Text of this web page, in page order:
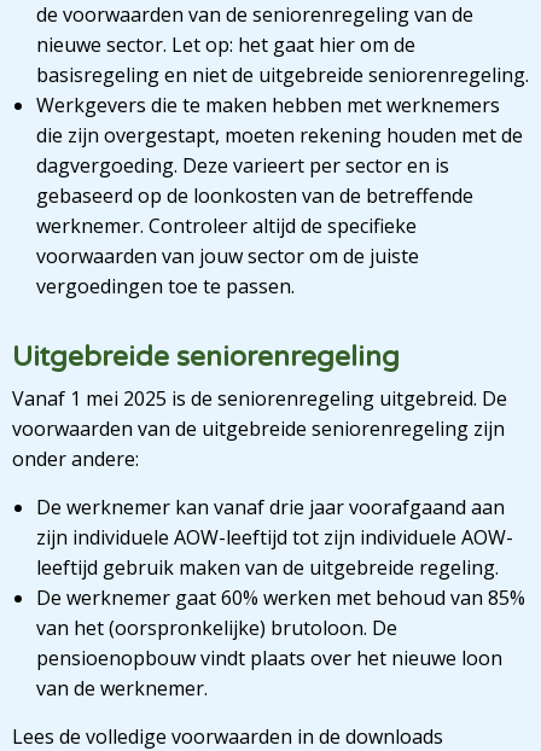
de voorwaarden van de seniorenregeling van de
nieuwe sector. Let op: het gaat hier om de
basisregeling en niet de uitgebreide seniorenregeling.
Werkgevers die te maken hebben met werknemers
die zijn overgestapt, moeten rekening houden met de
dagvergoeding. Deze varieert per sector en is
gebaseerd op de loonkosten van de betreffende
werknemer. Controleer altijd de specifieke
voorwaarden van jouw sector om de juiste
vergoedingen toe te passen.
Uitgebreide seniorenregeling
Vanaf 1 mei 2025 is de seniorenregeling uitgebreid. De
voorwaarden van de uitgebreide seniorenregeling zijn
onder andere:
De werknemer kan vanaf drie jaar voorafgaand aan
zijn individuele AOW-leeftijd tot zijn individuele AOW-
leeftijd gebruik maken van de uitgebreide regeling.
De werknemer gaat 60% werken met behoud van 85%
van het (oorspronkelijke) brutoloon. De
pensioenopbouw vindt plaats over het nieuwe loon
van de werknemer.
Lees de volledige voorwaarden in de downloads